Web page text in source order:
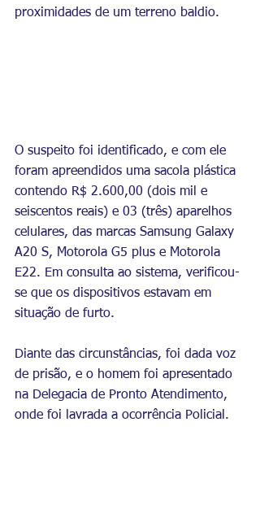
proximidades de um terreno baldio.
O suspeito foi identificado, e com ele
foram apreendidos uma sacola plástica
contendo R$ 2.600,00 (dois mil e
seiscentos reais) e 03 (três) aparelhos
celulares, das marcas Samsung Galaxy
A20 S, Motorola G5 plus e Motorola
E22. Em consulta ao sistema, verificou-
se que os dispositivos estavam em
situação de furto.
Diante das circunstâncias, foi dada voz
de prisão, e o homem foi apresentado
na Delegacia de Pronto Atendimento,
onde foi lavrada a ocorrência Policial.